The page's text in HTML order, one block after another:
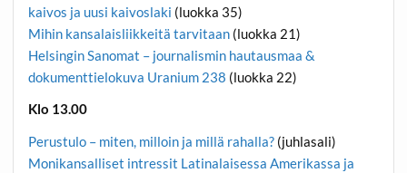
kaivos ja uusi kaivoslaki (luokka 35)
Mihin kansalaisliikkeitä tarvitaan (luokka 21)
Helsingin Sanomat – journalismin hautausmaa &
dokumenttielokuva Uranium 238 (luokka 22)
Klo 13.00
Perustulo – miten, milloin ja millä rahalla? (juhlasali)
Monikansalliset intressit Latinalaisessa Amerikassa ja